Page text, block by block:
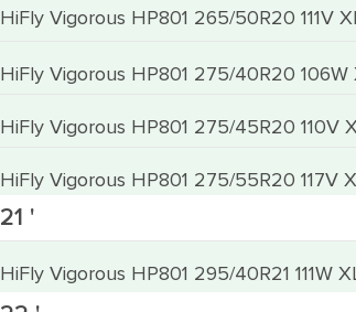
HiFly Vigorous HP801 265/50R20 111V
HiFly Vigorous HP801 275/40R20 106W
HiFly Vigorous HP801 275/45R20 110V
HiFly Vigorous HP801 275/55R20 117V
21 '
HiFly Vigorous HP801 295/40R21 111W